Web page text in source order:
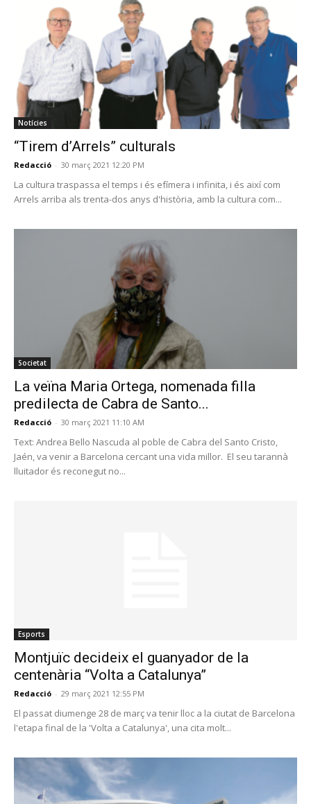
Notícies
“Tirem d’Arrels” culturals
Redacció - 30 març 2021 12:20 PM
La cultura traspassa el temps i és efímera i infinita, i és així com
Arrels arriba als trenta-dos anys d'història, amb la cultura com...
Societat
La veïna Maria Ortega, nomenada filla
predilecta de Cabra de Santo...
Redacció - 30 març 2021 11:10 AM
Text: Andrea Bello Nascuda al poble de Cabra del Santo Cristo,
Jaén, va venir a Barcelona cercant una vida millor. El seu tarannà
lluitador és reconegut no...
Esports
Montjuïc decideix el guanyador de la
centenària “Volta a Catalunya”
Redacció - 29 març 2021 12:55 PM
El passat diumenge 28 de març va tenir lloc a la ciutat de Barcelona
l'etapa final de la 'Volta a Catalunya', una cita molt...